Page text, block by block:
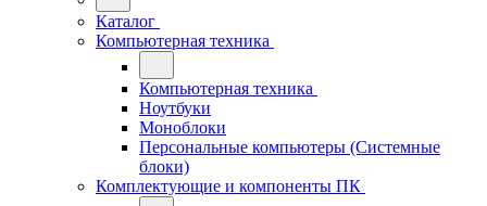
Каталог
Компьютерная техника
Компьютерная техника
Ноутбуки
Моноблоки
Персональные компьютеры (Системные
блоки)
Комплектующие и компоненты ПК